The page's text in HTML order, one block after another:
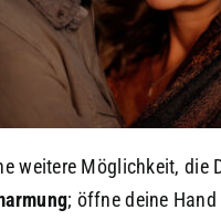
weitere Möglichkeit, die
; öffne deine